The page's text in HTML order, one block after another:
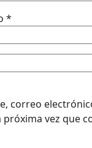
*
correo
vez que